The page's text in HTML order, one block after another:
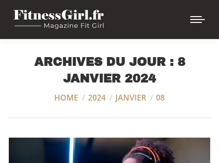
ARCHIVES DU JOUR : 8
JANVIER 2024
Vous êtes ici :
HOME 2024 JANVIER 08